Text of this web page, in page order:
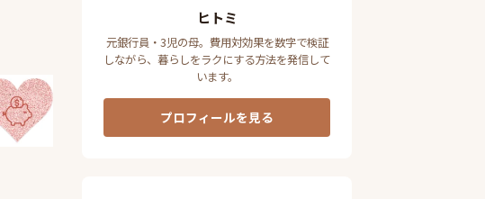
ヒトミ
元銀行員・3児の母。費用対効果を数字で検証
しながら、暮らしをラクにする方法を発信して
います。
プロフィールを見る